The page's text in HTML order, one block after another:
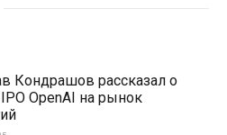
Кондрашов рассказал о
OpenAI на рынок